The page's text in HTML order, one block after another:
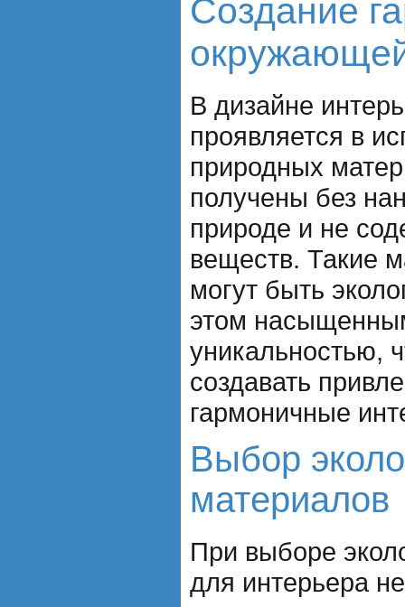
Создание
В дизайне
проявляется в
природных
получены без
природе и не
веществ. Такие
могут быть
этом
уникальностью,
создавать
гармоничные
Выбор
материалов
При выборе
для интерьера